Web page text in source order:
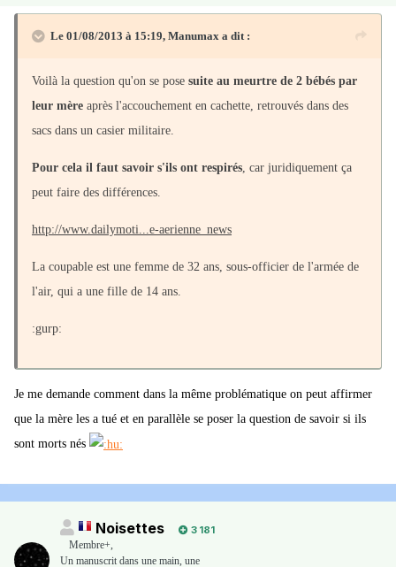
Le 01/08/2013 à 15:19, Manumax a dit :
Voilà la question qu'on se pose suite au meurtre de 2 bébés par
leur mère après l'accouchement en cachette, retrouvés dans des
sacs dans un casier militaire.
Pour cela il faut savoir s'ils ont respirés, car juridiquement ça
peut faire des différences.
http://www.dailymoti...e-aerienne_news
La coupable est une femme de 32 ans, sous-officier de l'armée de
l'air, qui a une fille de 14 ans.
:gurp:
Je me demande comment dans la même problématique on peut affirmer
que la mère les a tué et en parallèle se poser la question de savoir si ils
sont morts nés
Noisettes
3 181
Membre+,
Un manuscrit dans une main, une